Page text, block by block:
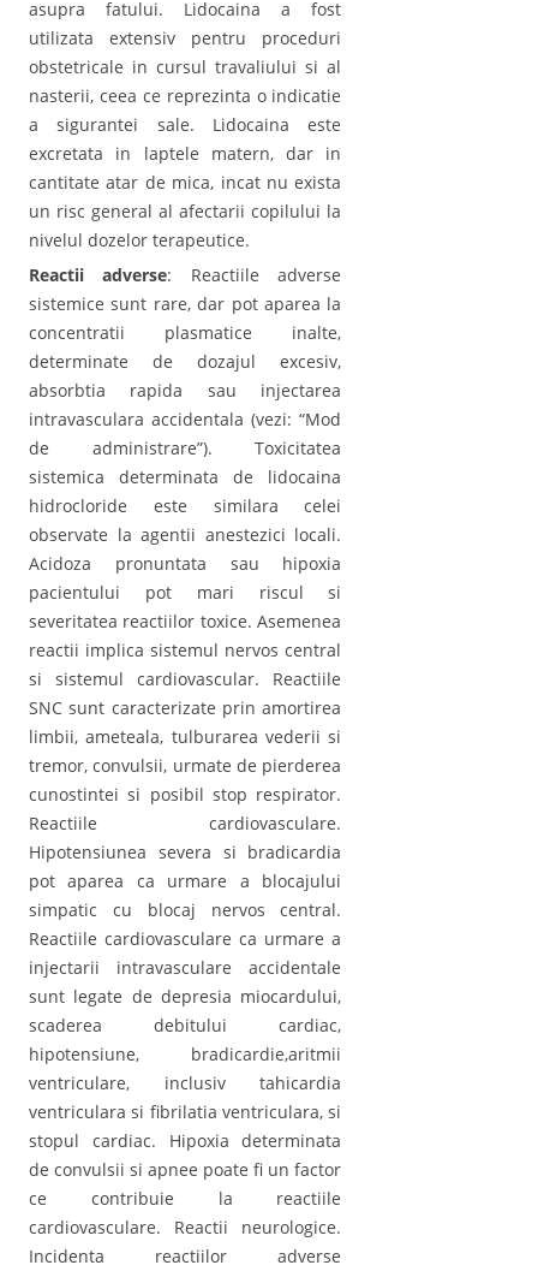
asupra fatului. Lidocaina a fost
utilizata extensiv pentru proceduri
obstetricale in cursul travaliului si al
nasterii, ceea ce reprezinta o indicatie
a sigurantei sale. Lidocaina este
excretata in laptele matern, dar in
cantitate atar de mica, incat nu exista
un risc general al afectarii copilului la
nivelul dozelor terapeutice.
Reactii adverse: Reactiile adverse
sistemice sunt rare, dar pot aparea la
concentratii plasmatice inalte,
determinate de dozajul excesiv,
absorbtia rapida sau injectarea
intravasculara accidentala (vezi: “Mod
de administrare”). Toxicitatea
sistemica determinata de lidocaina
hidrocloride este similara celei
observate la agentii anestezici locali.
Acidoza pronuntata sau hipoxia
pacientului pot mari riscul si
severitatea reactiilor toxice. Asemenea
reactii implica sistemul nervos central
si sistemul cardiovascular. Reactiile
SNC sunt caracterizate prin amortirea
limbii, ameteala, tulburarea vederii si
tremor, convulsii, urmate de pierderea
cunostintei si posibil stop respirator.
Reactiile cardiovasculare.
Hipotensiunea severa si bradicardia
pot aparea ca urmare a blocajului
simpatic cu blocaj nervos central.
Reactiile cardiovasculare ca urmare a
injectarii intravasculare accidentale
sunt legate de depresia miocardului,
scaderea debitului cardiac,
hipotensiune, bradicardie,aritmii
ventriculare, inclusiv tahicardia
ventriculara si fibrilatia ventriculara, si
stopul cardiac. Hipoxia determinata
de convulsii si apnee poate fi un factor
ce contribuie la reactiile
cardiovasculare. Reactii neurologice.
Incidenta reactiilor adverse